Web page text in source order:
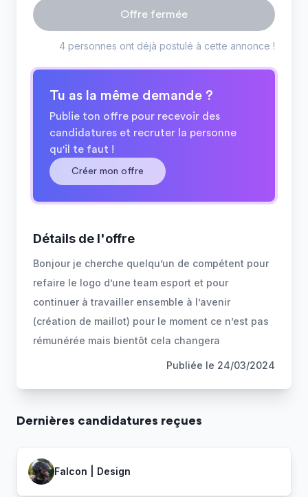
Offre fermée
4 personnes ont déjà postulé à cette annonce !
Tu as la même demande ?
Publie ton offre pour recevoir des
candidatures et recruter la personne
qu'il te faut !
Créer mon offre
Détails de l'offre
Bonjour je cherche quelqu’un de compétent pour
refaire le logo d’une team esport et pour
continuer à travailler ensemble à l’avenir
(création de maillot) pour le moment ce n’est pas
rémunérée mais bientôt cela changera
Publiée le 24/03/2024
Dernières candidatures reçues
Falcon | Design